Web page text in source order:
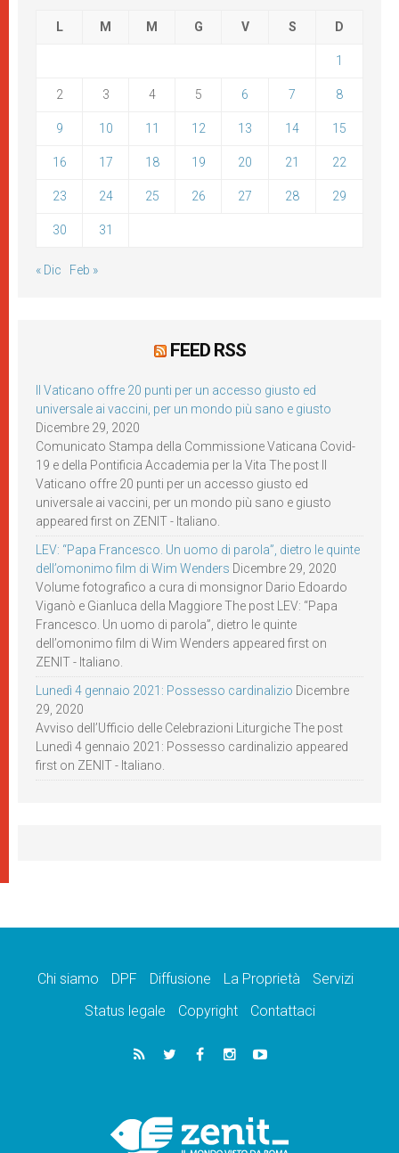
L M M G V S D
1
2 3 4 5 6 7 8
9 10 11 12 13 14 15
16 17 18 19 20 21 22
23 24 25 26 27 28 29
30 31
« Dic Feb »
FEED RSS
Il Vaticano offre 20 punti per un accesso giusto ed
universale ai vaccini, per un mondo più sano e giusto
Dicembre 29, 2020
Comunicato Stampa della Commissione Vaticana Covid-
19 e della Pontificia Accademia per la Vita The post Il
Vaticano offre 20 punti per un accesso giusto ed
universale ai vaccini, per un mondo più sano e giusto
appeared first on ZENIT - Italiano.
LEV: “Papa Francesco. Un uomo di parola”, dietro le quinte
dell’omonimo film di Wim Wenders Dicembre 29, 2020
Volume fotografico a cura di monsignor Dario Edoardo
Viganò e Gianluca della Maggiore The post LEV: “Papa
Francesco. Un uomo di parola”, dietro le quinte
dell’omonimo film di Wim Wenders appeared first on
ZENIT - Italiano.
Lunedì 4 gennaio 2021: Possesso cardinalizio Dicembre
29, 2020
Avviso dell’Ufficio delle Celebrazioni Liturgiche The post
Lunedì 4 gennaio 2021: Possesso cardinalizio appeared
first on ZENIT - Italiano.
Chi siamo DPF Diffusione La Proprietà
Servizi
Status legale
Copyright Contattaci